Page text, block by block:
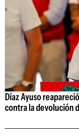
Díaz Ayuso
contra la devolución